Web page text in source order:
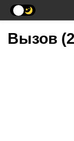
Вызов